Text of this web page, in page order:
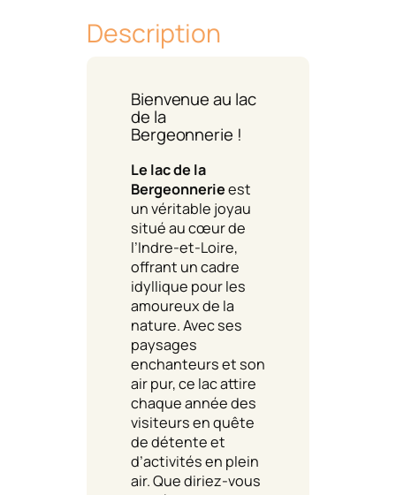
Description
Bienvenue au lac
de la
Bergeonnerie !
Le lac de la
Bergeonnerieest
un véritable joyau
situé au cœur de
l’Indre-et-Loire,
offrant un cadre
idyllique pour les
amoureux de la
nature. Avec ses
paysages
enchanteurs et son
air pur, ce lac attire
chaque année des
visiteurs en quête
de détente et
d’activités en plein
air. Que diriez-vous